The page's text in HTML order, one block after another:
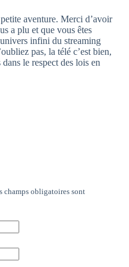
aventure. Merci d’avoir
a plu et que vous êtes
infini du streaming
pas, la télé c’est bien,
le respect des lois en
champs obligatoires sont